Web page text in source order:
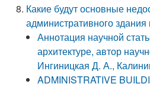
Какие будут основные
административного здания
Аннотация научной
архитектуре, автор
Ингиницкая Д. А.,
ADMINISTRATIVE